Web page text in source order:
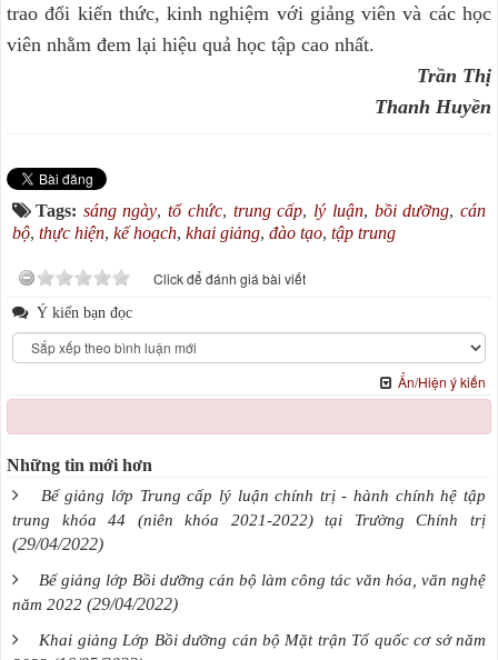
trao đổi kiến thức, kinh nghiệm với giảng viên và các học
viên nhằm đem lại hiệu quả học tập cao nhất.
Trần Thị
Thanh Huyền
Tags: sáng ngày,tổ chức, trung cấp, lý luận, bồi dưỡng,cán
bộ, thực hiện, kế hoạch, khai giảng, đào tạo, tập trung
Click để đánh giá bài viết
Ý kiến bạn đọc
Ẩn/Hiện ý kiến
Những tin mới hơn
Bế giảng lớp Trung cấp lý luận chính trị - hành chính hệ tập
trung khóa 44 (niên khóa 2021-2022) tại Trường Chính trị
(29/04/2022)
Bế giảng lớp Bồi dưỡng cán bộ làm công tác văn hóa, văn nghệ
năm 2022 (29/04/2022)
Khai giảng Lớp Bồi dưỡng cán bộ Mặt trận Tổ quốc cơ sở năm